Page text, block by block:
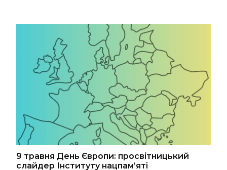
9 травня День Європи: просвітницький
слайдер Інституту нацпам’яті